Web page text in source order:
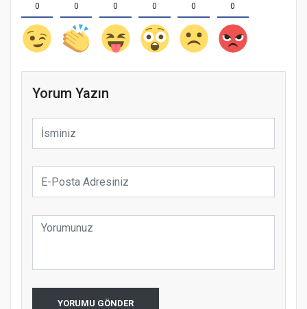
0 0 0 0 0 0
Yorum Yazın
YORUMU GÖNDER